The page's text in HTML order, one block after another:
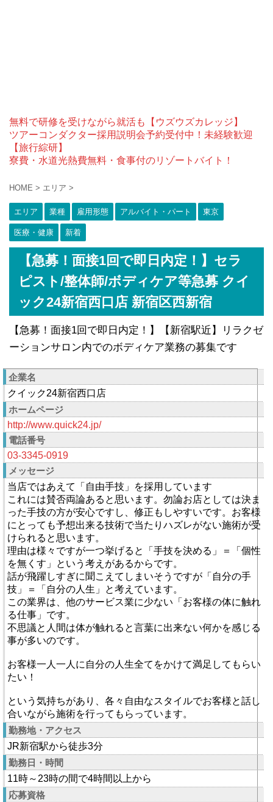
無料で研修を受けながら就活も【ウズウズカレッジ】
ツアーコンダクター採用説明会予約受付中！未経験歓迎
【旅行綜研】
寮費・水道光熱費無料・食事付のリゾートバイト！
HOME > エリア >
エリア 業種 雇用形態 アルバイト・パート 東京
医療・健康 新着
【急募！面接1回で即日内定！】セラ
ピスト/整体師/ボディケア等急募 クイ
ック24新宿西口店 新宿区西新宿
【急募！面接1回で即日内定！】【新宿駅近】リラクゼ
ーションサロン内でのボディケア業務の募集です
企業名
クイック24新宿西口店
ホームページ
http://www.quick24.jp/
電話番号
03-3345-0919
メッセージ
当店ではあえて「自由手技」を採用しています
これには賛否両論あると思います。勿論お店としては決ま
った手技の方が安心ですし、修正もしやすいです。お客様
にとっても予想出来る技術で当たりハズレがない施術が受
けられると思います。
理由は様々ですが一つ挙げると「手技を決める」＝「個性
を無くす」という考えがあるからです。
話が飛躍しすぎに聞こえてしまいそうですが「自分の手
技」＝「自分の人生」と考えています。
この業界は、他のサービス業に少ない「お客様の体に触れ
る仕事」です。
不思議と人間は体が触れると言葉に出来ない何かを感じる
事が多いのです。
お客様一人一人に自分の人生全てをかけて満足してもらい
たい！
という気持ちがあり、各々自由なスタイルでお客様と話し
合いながら施術を行ってもらっています。
勤務地・アクセス
JR新宿駅から徒歩3分
勤務日・時間
11時～23時の間で4時間以上から
応募資格